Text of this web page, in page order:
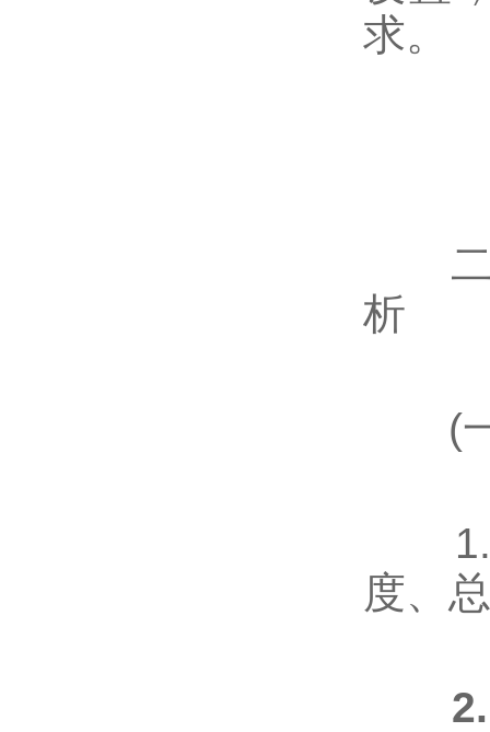
求。
二
析
(一)
1.
度、